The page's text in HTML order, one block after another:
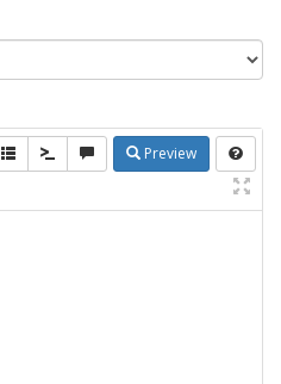
Preview